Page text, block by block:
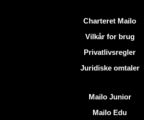
Charteret Mailo
Vilkår for brug
Privatlivsregler
Juridiske omtaler
Mailo Junior
Mailo Edu